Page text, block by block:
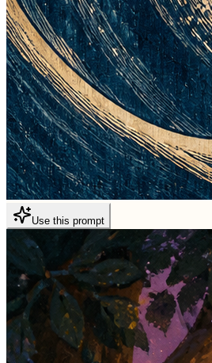
Use this prompt